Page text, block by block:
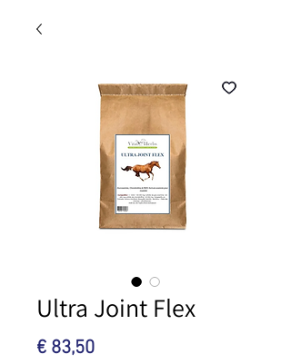
Ultra Joint Flex
€ 83,50Prijs